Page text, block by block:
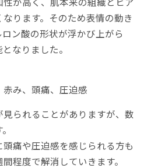
ります。そのため表情の動き
ン酸の形状が浮かび上がら
なりました。
み、頭痛、圧迫感
られることがありますが、数
痛や圧迫感を感じられる方も
程度で解消していきます。